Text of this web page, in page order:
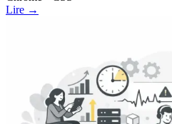
Lire →